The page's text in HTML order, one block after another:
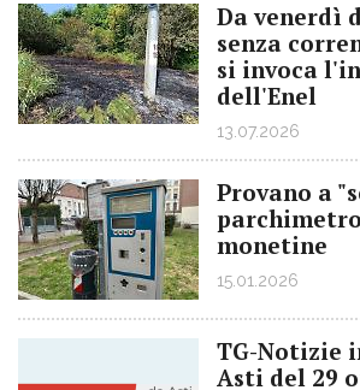
Da venerdì
senza
si invoca
dell'Enel
13.07.2026
Provano a
monetine
15.01.2026
TG-Notizie
Asti del 29